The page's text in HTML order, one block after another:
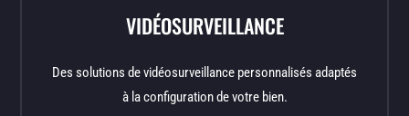
VIDÉOSURVEILLANCE
Des solutions de vidéosurveillance personnalisés adaptés
à la configuration de votre bien.